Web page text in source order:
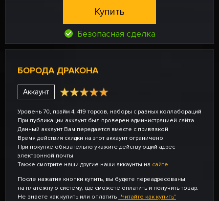
Купить
Безопасная сделка
БОРОДА ДРАКОНА
Аккаунт
Уровень 70, прайм 4, 419 торсов, наборы с разных коллабораций
При публикации аккаунт был проверен администрацией сайта
Данный аккаунт Вам передается вместе с привязкой
Время действия скидки на этот аккаунт ограничено
При покупке обязательно укажите действующий адрес
электронной почты
Также смотрите наши другие наши аккаунты на сайте
После нажатия кнопки купить, вы будете переадресованы
на платежную систему, где сможете оплатить и получить товар.
Не знаете как купить или оплатить "Читайте как купить"